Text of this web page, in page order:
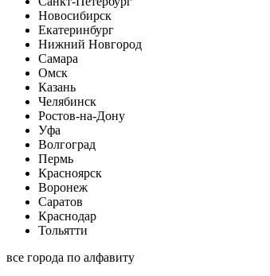
Новосибирск
Екатеринбург
Нижний Новгород
Самара
Омск
Казань
Челябинск
Ростов-на-Дону
Уфа
Волгоград
Пермь
Красноярск
Воронеж
Саратов
Краснодар
Тольятти
все города по алфавиту